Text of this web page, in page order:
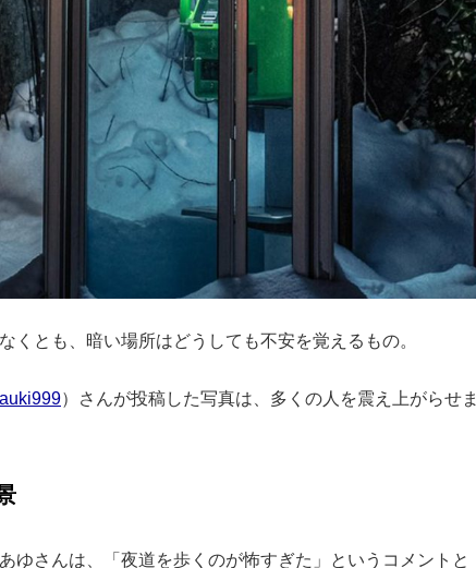
くとも、暗い場所はどうしても不安を覚えるもの。
）さんが投稿した写真は、多くの人を震え上がらせま
ゆさんは、「夜道を歩くのが怖すぎた」というコメントと